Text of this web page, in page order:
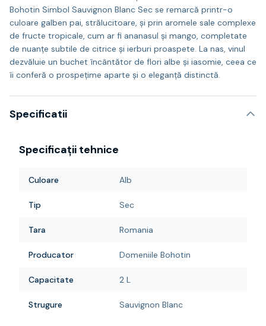
Bohotin Simbol Sauvignon Blanc Sec se remarcă printr-o
culoare galben pai, strălucitoare, și prin aromele sale complexe
de fructe tropicale, cum ar fi ananasul și mango, completate
de nuanțe subtile de citrice și ierburi proaspete. La nas, vinul
dezvăluie un buchet încântător de flori albe și iasomie, ceea ce
îi conferă o prospețime aparte și o eleganță distinctă.
Specificatii
Specificații tehnice
Culoare Alb
Tip Sec
Tara Romania
Producator Domeniile Bohotin
Capacitate 2 L
Strugure Sauvignon Blanc